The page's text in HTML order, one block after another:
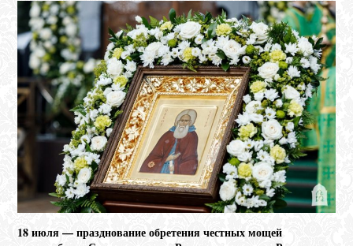
18 июля — празднование обретения честных мощей